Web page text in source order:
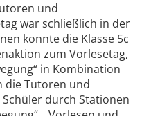
und
war schließlich in der
konnte die Klasse 5c
zum Vorlesetag,
in Kombination
die Tutoren und
durch Stationen